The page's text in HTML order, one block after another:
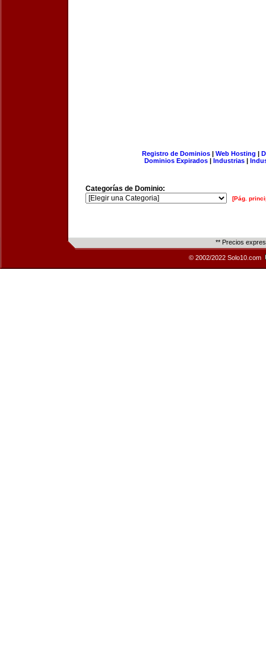
Registro de Dominios| Web Hosting |
Dominios Expirados | Industrias |
Categorías de Dominio:
[Pág.
** Precios
© 2002/2022 Solo10.com